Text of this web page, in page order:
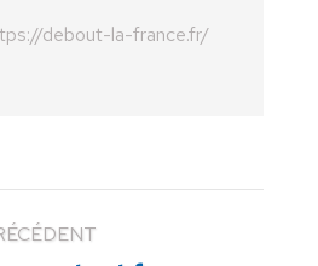
debout-la-france.fr/